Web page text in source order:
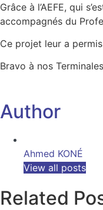
Grâce à l’AEFE, qui
accompagnés du
Ce projet leur a
Bravo à nos
Author
Ahmed KONÉ
View all posts
Related